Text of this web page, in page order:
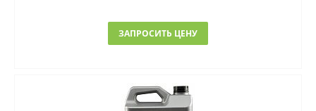
ЗАПРОСИТЬ ЦЕНУ